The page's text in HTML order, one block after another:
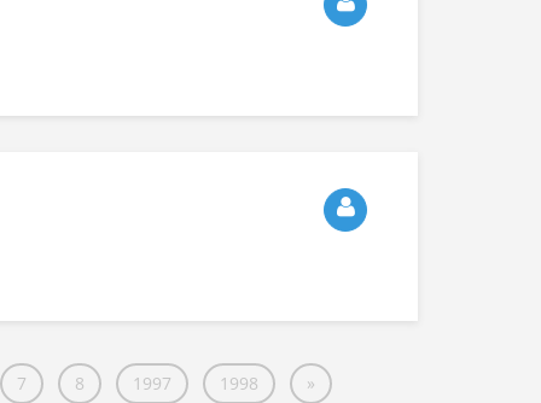
7 8 1997 1998 »